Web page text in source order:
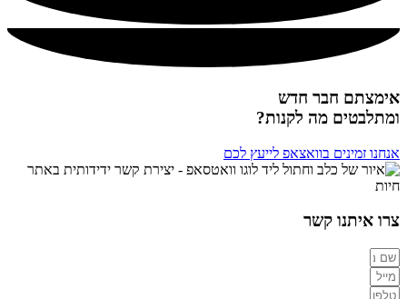
אימצתם חבר חדש
ומתלבטים מה לקנות?
אנחנו זמינים בוואצאפ לייעץ לכם
צרו איתנו קשר